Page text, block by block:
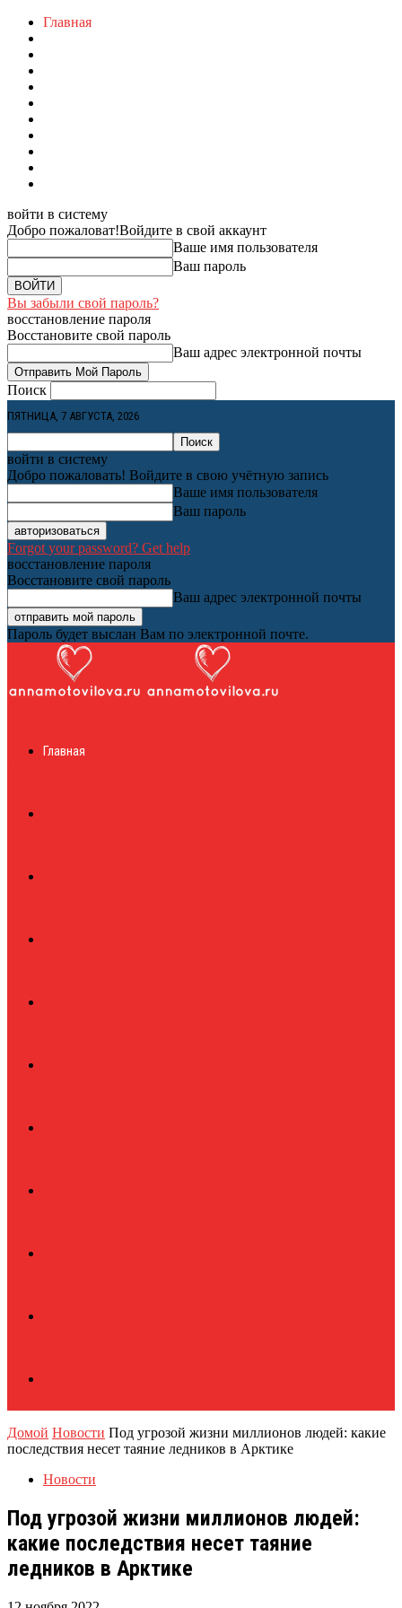
Главная
войти в систему
Добро пожаловат!Войдите в свой аккаунт
Ваше имя пользователя
Ваш пароль
Вы забыли свой пароль?
восстановление пароля
Восстановите свой пароль
Ваш адрес электронной почты
Поиск
ПЯТНИЦА, 7 АВГУСТА, 2026
войти в систему
Добро пожаловать! Войдите в свою учётную запись
Ваше имя пользователя
Ваш пароль
Forgot your password? Get help
восстановление пароля
Восстановите свой пароль
Ваш адрес электронной почты
Пароль будет выслан Вам по электронной почте.
журналГлавная
Домой Новости Под угрозой жизни миллионов людей: какие
последствия несет таяние ледников в Арктике
Новости
Под угрозой жизни миллионов людей:
какие последствия несет таяние
ледников в Арктике